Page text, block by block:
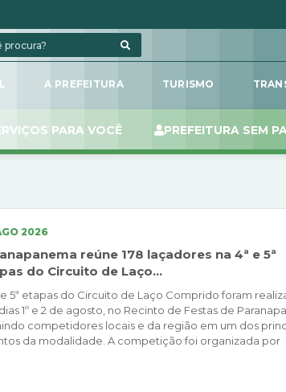
A PREFEITURA TURISMO
PARA VOCÊ PREFEITURA SEM
2026
reúne 178 laçadores na 4ª e 5ª
do Circuito de Laço...
e 5ª etapas do Circuito de Laço Comprido foram
1º e 2 de agosto, no Recinto de Festas de
competidores locais e da região em um dos
da modalidade. A competição foi organizada por